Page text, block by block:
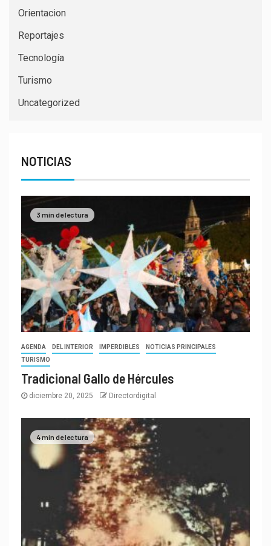
Orientacion
Reportajes
Tecnología
Turismo
Uncategorized
NOTICIAS
3 min de lectura
AGENDA DEL INTERIOR IMPERDIBLES
NOTICIAS PRINCIPALES
TURISMO
Tradicional Gallo de Hércules
diciembre 20, 2025 Directordigital
4 min de lectura